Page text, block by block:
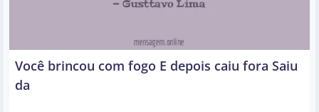
Você brincou com fogo E depois caiu fora Saiu
da